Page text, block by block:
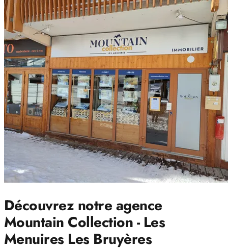
Découvrez notre agence
Mountain Collection - Les
Menuires Les Bruyères